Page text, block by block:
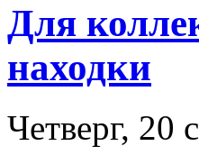
Для
находки
Четверг, 20